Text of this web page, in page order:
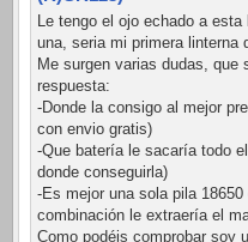
Le tengo el ojo echado a
una, seria mi primera linterna
Me surgen varias dudas, que
respuesta:
-Donde la consigo al mejor
con envio gratis)
-Que batería le sacaría todo
donde conseguirla)
-Es mejor una sola pila
combinación le extraería el
Como podéis comprobar soy